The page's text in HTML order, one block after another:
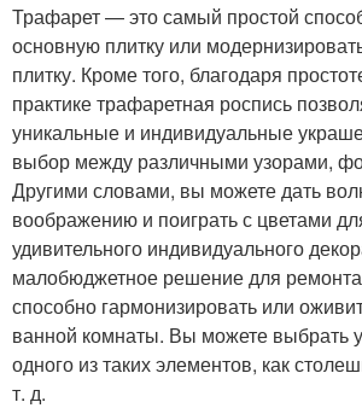
Трафарет — это самый простой
основную плитку или
плитку. Кроме того, благодаря
практике трафаретная роспись
уникальные и индивидуальные
выбор между различными узорами,
Другими словами, вы можете дать
воображению и поиграть с цветами
удивительного индивидуального
малобюджетное решение для
способно гармонизировать или
ванной комнаты. Вы можете выбрать
одного из таких элементов, как
т. д.